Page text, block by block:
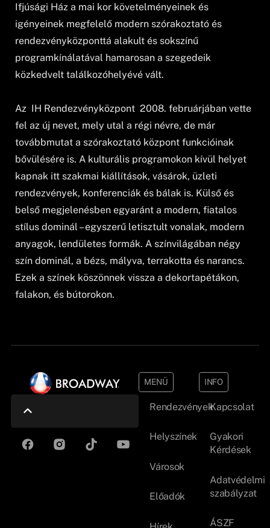
Ifjúsági Ház a mai kor követelményeinek és
igényeinek megfelelő modern szórakoztató és
rendezvényközponttá alakult és sokszínű
programkínálatával hamarosan a szegedeik
közkedvelt találkozóhelyévé vált.
Az IH Rendezvényközpont 2008. februárjában vette
fel az új nevet, mely utal a régi névre, de már
továbbmutat a szórakoztató központ funkcióinak
bővülésére is. A kulturális programokon kívül helyet
kapnak itt szakmai kiállítások, vásárok, üzleti
rendezvények, konferenciák és bálak is. Külső és
belső megjelenésben egyaránt a modern, fiatalos
stílus dominál – egyszerű letisztult vonalak, modern
anyagok, lendületes formák. A színvilágában négy
szín dominál, a bézs, mályva, terrakotta és narancs.
Ezek a színek köszönnek vissza a dekortapétákon,
falakon, és bútorokon.
MENÜ
Rendezvények
Helyszínek
Városok
Előadók
INFO
Kapcsolat
Gyakori
Kérdések
Adatvédelmi
szabályzat
ÁSZF